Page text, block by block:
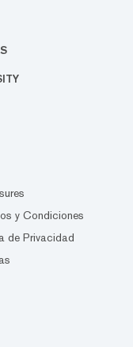
y Condiciones
de Privacidad